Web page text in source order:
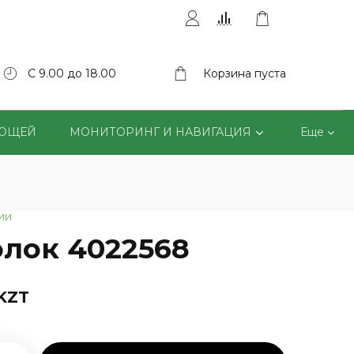
С 9.00 до 18.00 Корзина пуста
МОНИТОРИНГ И НАВИГАЦИЯ Еще
4022568